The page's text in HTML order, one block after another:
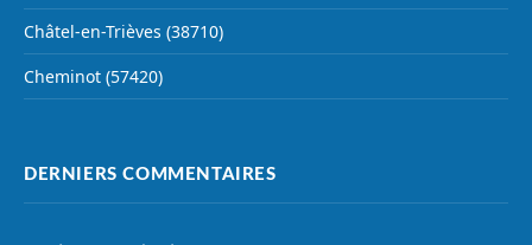
Châtel-en-Trièves (38710)
Cheminot (57420)
DERNIERS COMMENTAIRES